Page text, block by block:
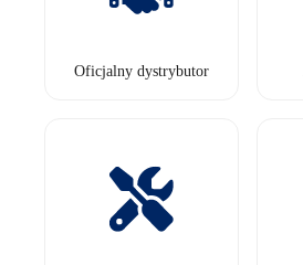
Oficjalny dystrybutor